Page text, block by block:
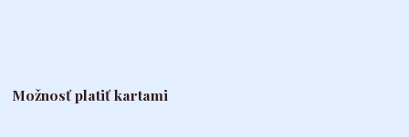
Možnosť platiť kartami